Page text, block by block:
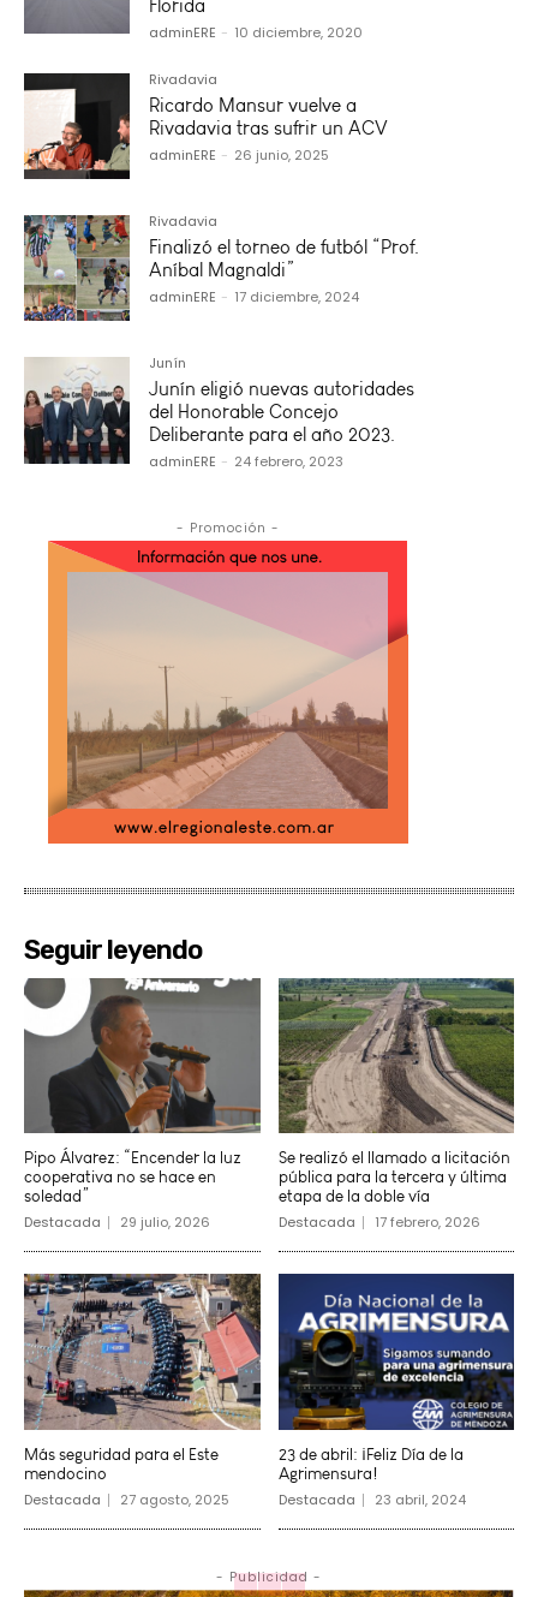
Florida
adminERE - 10 diciembre, 2020
Rivadavia
Ricardo Mansur vuelve a
Rivadavia tras sufrir un ACV
adminERE - 26 junio, 2025
Rivadavia
Finalizó el torneo de futból “Prof.
Aníbal Magnaldi”
adminERE - 17 diciembre, 2024
Junín
Junín eligió nuevas autoridades
del Honorable Concejo
Deliberante para el año 2023.
adminERE - 24 febrero, 2023
- Promoción -
Seguir leyendo
Pipo Álvarez: “Encender la luz
cooperativa no se hace en
soledad”
Destacada 29 julio, 2026
Se realizó el llamado a licitación
pública para la tercera y última
etapa de la doble vía
Destacada 17 febrero, 2026
Más seguridad para el Este
mendocino
Destacada 27 agosto, 2025
23 de abril: ¡Feliz Día de la
Agrimensura!
Destacada 23 abril, 2024
- Publicidad -